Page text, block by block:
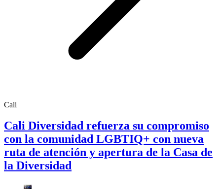
Cali
Cali Diversidad refuerza su compromiso
con la comunidad LGBTIQ+ con nueva
ruta de atención y apertura de la Casa de
la Diversidad